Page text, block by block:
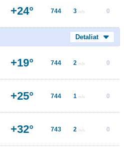
+24° 744 3 m/s 0
Detaliat
+19° 744 2 m/s 0
+25° 744 1 m/s 0
+32° 743 2 m/s 0